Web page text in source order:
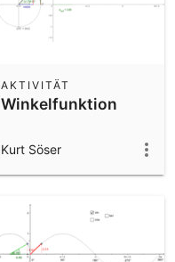
Winkelfunktion
AKTIVITÄT
Kurt Söser